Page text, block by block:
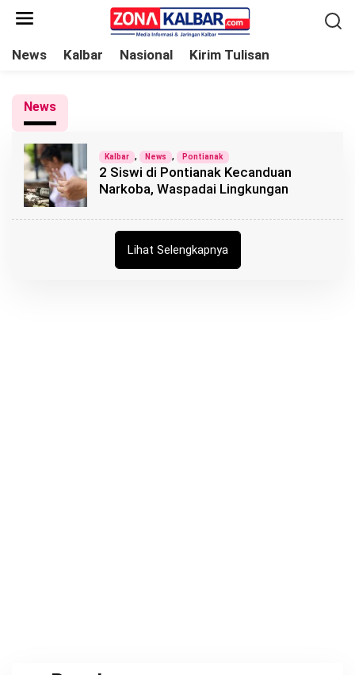
News Kalbar Nasional Kirim Tulisan
News
Kalbar , News , Pontianak
2 Siswi di Pontianak Kecanduan
Narkoba, Waspadai Lingkungan
Lihat Selengkapnya